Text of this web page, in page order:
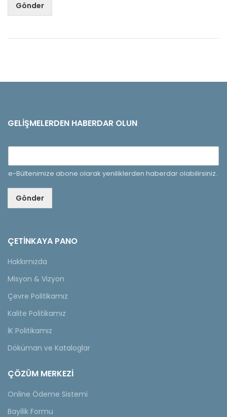
Gönder
GELIŞMELERDEN HABERDAR OLUN
e-Bültenimize abone olarak yeniliklerden haberdar olabilirsiniz.
Gönder
ÇETINKAYA PANO
Hakkımızda
Misyon & Vizyon
Çevre Politikamız
Kalite Politikamız
İK Politikamız
Döküman ve Kataloglar
ÇÖZÜM MERKEZİ
Online Ödeme Sistemi
Bayilik Formu